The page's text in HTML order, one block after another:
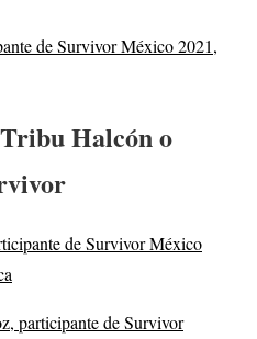
de Survivor México 2021,
Halcón o
de Survivor México
participante de Survivor